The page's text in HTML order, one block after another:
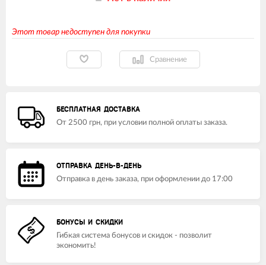
Этот товар недоступен для покупки
Сравнение
БЕСПЛАТНАЯ ДОСТАВКА
От 2500 грн, при условии полной оплаты заказа.
ОТПРАВКА ДЕНЬ-В-ДЕНЬ
Отправка в день заказа, при оформлении до 17:00
БОНУСЫ И СКИДКИ
Гибкая система бонусов и скидок - позволит
экономить!